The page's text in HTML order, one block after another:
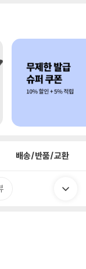
배송/반품/교환